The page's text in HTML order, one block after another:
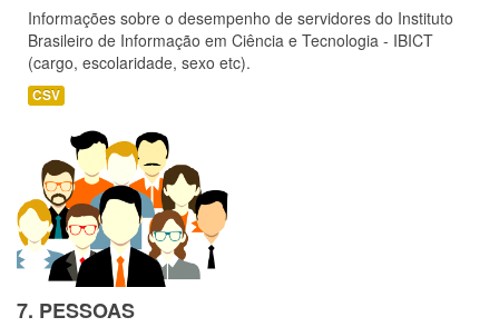
Informações sobre o desempenho de servidores do Instituto
Brasileiro de Informação em Ciência e Tecnologia - IBICT
(cargo, escolaridade, sexo etc).
CSV
7. PESSOAS